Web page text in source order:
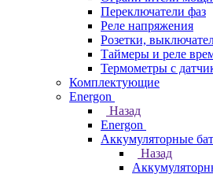
Переключатели фаз
Реле напряжения
Розетки,
Таймеры и реле
Термометры c
Комплектующие
Energon
Назад
Energon
Аккумуляторные
Назад